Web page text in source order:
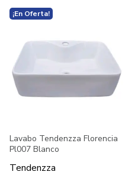
¡En Oferta!
Lavabo Tendenzza Florencia
Pl007 Blanco
Tendenzza